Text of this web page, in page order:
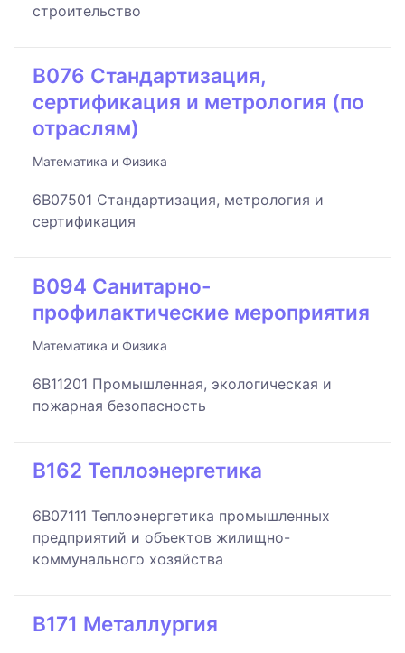
строительство
B076 Стандартизация,
сертификация и метрология (по
отраслям)
Математика и Физика
6B07501 Стандартизация, метрология и
сертификация
B094 Санитарно-
профилактические мероприятия
Математика и Физика
6B11201 Промышленная, экологическая и
пожарная безопасность
B162 Теплоэнергетика
6B07111 Теплоэнергетика промышленных
предприятий и объектов жилищно-
коммунального хозяйства
B171 Металлургия